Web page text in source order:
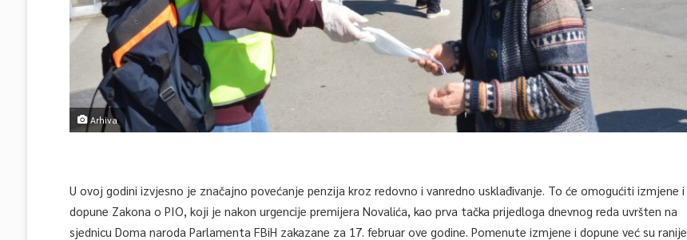
Arhiva
U ovoj godini izvjesno je značajno povećanje penzija kroz redovno i vanredno usklađivanje. To će omogućiti izmjene i
dopune Zakona o PIO, koji je nakon urgencije premijera Novalića, kao prva tačka prijedloga dnevnog reda uvršten na
sjednicu Doma naroda Parlamenta FBiH zakazane za 17. februar ove godine. Pomenute izmjene i dopune već su ranije